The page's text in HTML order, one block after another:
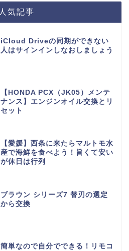
人気記事
iCloud Driveの同期ができない
人はサインインしなおしましょう
【HONDA PCX（JK05）メンテ
ナンス】エンジンオイル交換とリ
セット
【愛媛】西条に来たらマルトモ水
産で海鮮を食べよう！旨くて安い
が休日は行列
ブラウン シリーズ7 替刃の選定
から交換
簡単なので自分でできる！リモコ